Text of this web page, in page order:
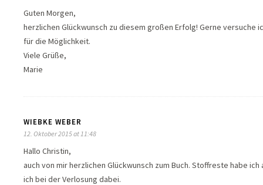
Guten Morgen,
herzlichen Glückwunsch zu diesem großen Erfolg! Gerne versuche
für die Möglichkeit.
Viele Grüße,
Marie
WIEBKE WEBER
12. Oktober 2015 at 11:48
Hallo Christin,
auch von mir herzlichen Glückwunsch zum Buch. Stoffreste habe
ich bei der Verlosung dabei.